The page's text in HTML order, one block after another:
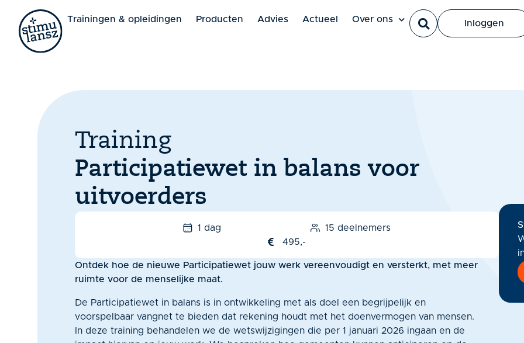
Trainingen & opleidingen Producten Advies Actueel Over ons Inloggen
Training
Participatiewet in balans voor
uitvoerders
1 dag
15 deelnemers
495,-
Ontdek hoe de nieuwe Participatiewet jouw werk vereenvoudigt en versterkt, met meer
ruimte voor de menselijke maat.
De Participatiewet in balans is in ontwikkeling met als doel een begrijpelijk en
voorspelbaar vangnet te bieden dat rekening houdt met het doenvermogen van mensen.
In deze training behandelen we de wetswijzigingen die per 1 januari 2026 ingaan en de